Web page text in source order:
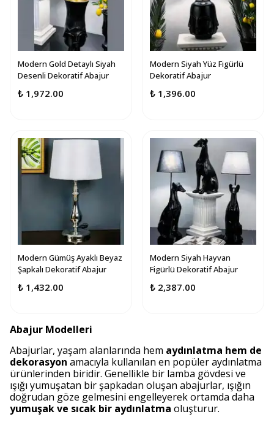
Modern Gold Detaylı Siyah
Desenli Dekoratif Abajur
₺ 1,972.00
Modern Siyah Yüz Figürlü
Dekoratif Abajur
₺ 1,396.00
Modern Gümüş Ayaklı Beyaz
Şapkalı Dekoratif Abajur
₺ 1,432.00
Modern Siyah Hayvan
Figürlü Dekoratif Abajur
₺ 2,387.00
Abajur Modelleri
Abajurlar, yaşam alanlarında hem aydınlatma hem de
dekorasyon amacıyla kullanılan en popüler aydınlatma
ürünlerinden biridir. Genellikle bir lamba gövdesi ve
ışığı yumuşatan bir şapkadan oluşan abajurlar, ışığın
doğrudan göze gelmesini engelleyerek ortamda daha
yumuşak ve sıcak bir aydınlatma oluşturur.